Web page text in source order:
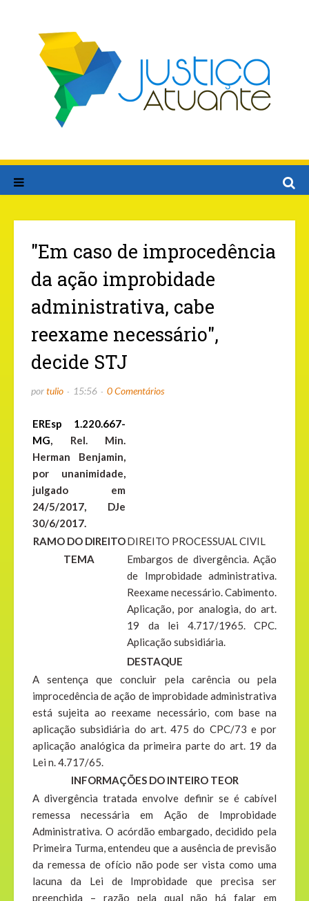
"Em caso de improcedência
da ação improbidade
administrativa, cabe
reexame necessário",
decide STJ
portulio 15:56 0 Comentários
EREsp 1.220.667-
MG, Rel. Min.
Herman Benjamin,
por unanimidade,
julgado em
24/5/2017, DJe
30/6/2017.
RAMO DO DIREITODIREITO PROCESSUAL CIVIL
TEMA
Embargos de divergência. Ação
de Improbidade administrativa.
Reexame necessário. Cabimento.
Aplicação, por analogia, do art.
19 da lei 4.717/1965. CPC.
Aplicação subsidiária.
DESTAQUE
A sentença que concluir pela carência ou pela
improcedência de ação de improbidade administrativa
está sujeita ao reexame necessário, com base na
aplicação subsidiária do art. 475 do CPC/73 e por
aplicação analógica da primeira parte do art. 19 da
Lei n. 4.717/65.
INFORMAÇÕES DO INTEIRO TEOR
A divergência tratada envolve definir se é cabível
remessa necessária em Ação de Improbidade
Administrativa. O acórdão embargado, decidido pela
Primeira Turma, entendeu que a ausência de previsão
da remessa de ofício não pode ser vista como uma
lacuna da Lei de Improbidade que precisa ser
preenchida – razão pela qual não há falar em